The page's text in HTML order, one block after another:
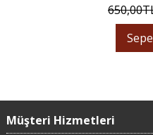
650,00
Müşteri Hizmetleri